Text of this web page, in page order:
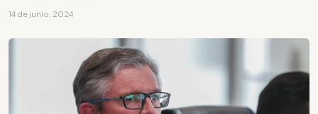
14 de junio, 2024